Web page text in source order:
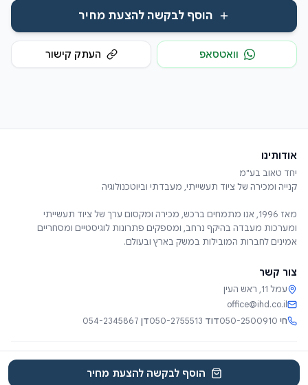
הוסף לבקשה להצעת מחיר
וואטסאפ העתק קישור
הוסף לבקשה להצעת מחיר
אודותינו
מאז 1996, אנו מתמחים ברכש, מכירה ומקסום ערך של ציוד תעשייתי
ומערכות מעבדה בהיקף נרחב, ומספקים פתרונות לוגיסטיים ומסחריים
אמינים לחברות המובילות במשק בארץ ובעולם.
צור קשר
עמל 11, ראש העין
office@ihd.co.il
חי 050-2500910דוד 050-2755513דן 054-2345867
EN